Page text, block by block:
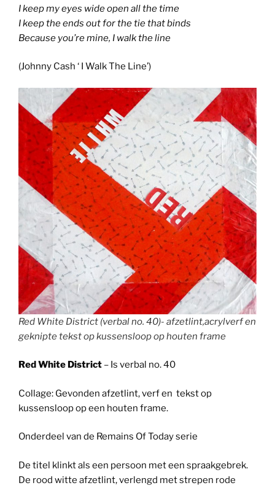
I keep my eyes wide open all the time
I keep the ends out for the tie that binds
Because you’re mine, I walk the line
(Johnny Cash ‘ I Walk The Line’)
Red White District (verbal no. 40)- afzetlint,acrylverf en
geknipte tekst op kussensloop op houten frame
Red White District – Is verbal no. 40
Collage: Gevonden afzetlint, verf en tekst op
kussensloop op een houten frame.
Onderdeel van de Remains Of Today serie
De titel klinkt als een persoon met een spraakgebrek.
De rood witte afzetlint, verlengd met strepen rode